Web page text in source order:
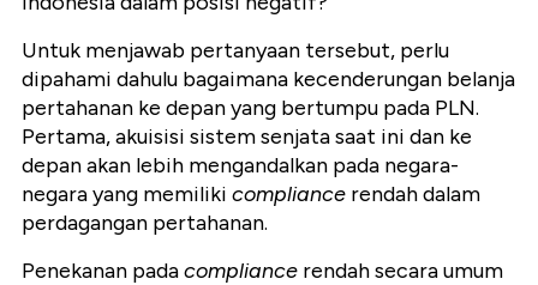
Untuk menjawab pertanyaan tersebut, perlu
dipahami dahulu bagaimana kecenderungan belanja
pertahanan ke depan yang bertumpu pada PLN.
Pertama, akuisisi sistem senjata saat ini dan ke
depan akan lebih mengandalkan pada negara-
negara yang memiliki compliance rendah dalam
perdagangan pertahanan.
Penekanan padacompliance rendah secara umum